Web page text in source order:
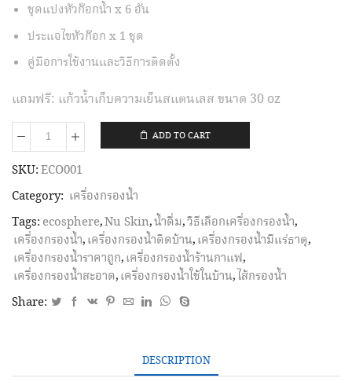
ชุดแปงหัวก๊อกน้ำ x 6 อัน
ประแจไขหัวก๊อก x 1 ชุด
คู่มือการใช้งานและวิธีการติดตั้ง
แถมฟรี: แก้วน้ำเก็บความเย็นสแตนเลส ขนาด 30 oz
เครื่อง
กรอง
อี
โค
สเฟียร์
(EcoSphere)
quantity
ADD TO CART
SKU:ECO001
Category: เครื่องกรองน้ำ
Tags: ecosphere,Nu Skin,น้ำดื่ม,วิธีเลือกเครื่องกรองน้ำ,
เครื่องกรองน้ำ,เครื่องกรองน้ำติดบ้าน,เครื่องกรองน้ำมีแร่ธาตุ,
เครื่องกรองน้ำราคาถูก,เครื่องกรองน้ำร้านกาแฟ,
เครื่องกรองน้ำสะอาด,เครื่องกรองน้ำใช้ในบ้าน, ไส้กรองน้ำ
Share:
DESCRIPTION